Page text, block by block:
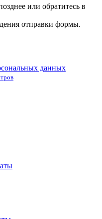
или обратитесь в
отправки формы.
данных